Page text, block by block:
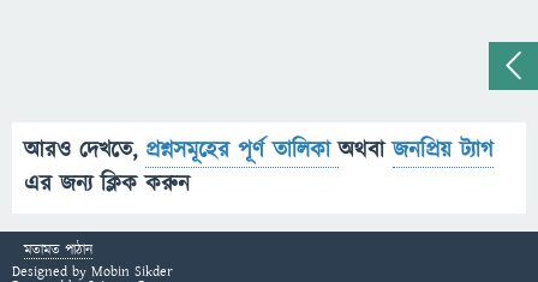
আরও দেখতে, প্রশ্নসমূহের পূর্ণ তালিকাঅথবাজনপ্রিয় ট্যাগ
এর জন্য ক্লিক করুন
মতামত পাঠান
Designed by Mobin Sikder